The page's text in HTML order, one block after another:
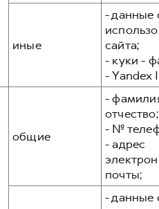
иные
- данные
сайта;
- куки -
- Yandex
общие
-
отчество;
- №
- адрес
почты;
- данные